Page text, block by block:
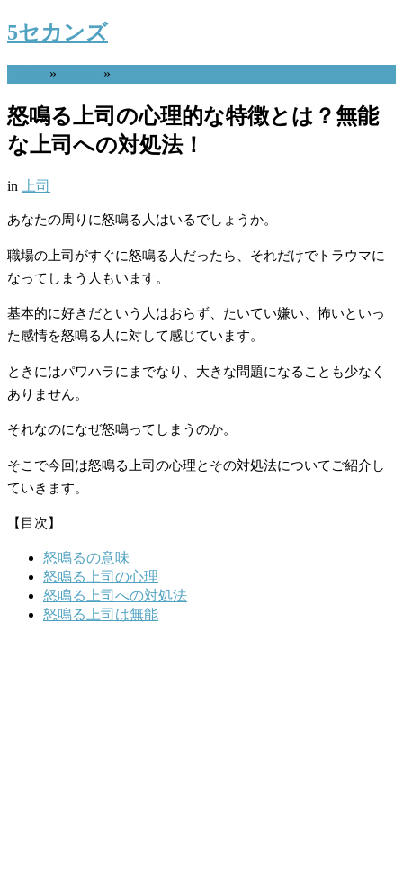
5セカンズ
» »
怒鳴る上司の心理的な特徴とは？無能
な上司への対処法！
in 上司
あなたの周りに怒鳴る人はいるでしょうか。
職場の上司がすぐに怒鳴る人だったら、それだけでトラウマに
なってしまう人もいます。
基本的に好きだという人はおらず、たいてい嫌い、怖いといっ
た感情を怒鳴る人に対して感じています。
ときにはパワハラにまでなり、大きな問題になることも少なく
ありません。
それなのになぜ怒鳴ってしまうのか。
そこで今回は怒鳴る上司の心理とその対処法についてご紹介し
ていきます。
【目次】
怒鳴るの意味
怒鳴る上司の心理
怒鳴る上司への対処法
怒鳴る上司は無能